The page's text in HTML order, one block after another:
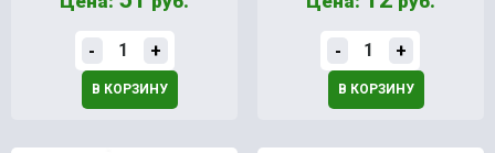
- +
В КОРЗИНУ
- +
В КОРЗИНУ